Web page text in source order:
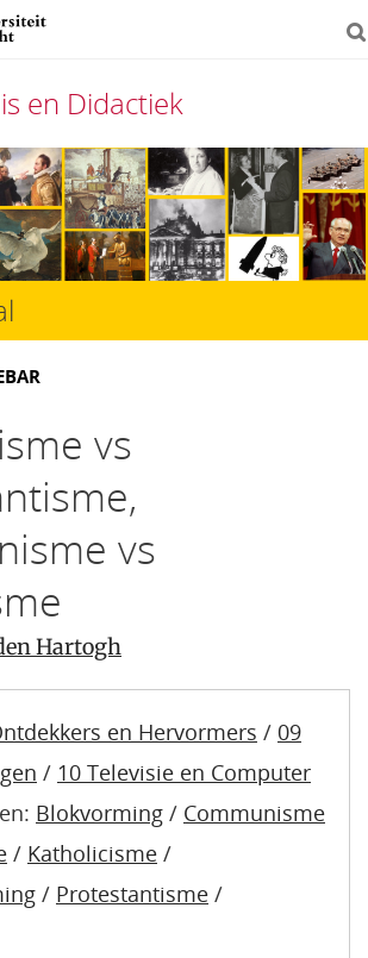
en Didactiek
vs
vs
Hartogh
en Hervormers / 09
/ 10 Televisie en Computer
Blokvorming / Communisme
/ Katholicisme /
/ Protestantisme /